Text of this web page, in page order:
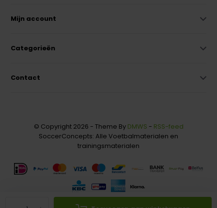
Mijn account
Categorieën
Contact
© Copyright 2026 - Theme By DMWS - RSS-feed
SoccerConcepts: Alle Voetbalmaterialen en
trainingsmaterialen